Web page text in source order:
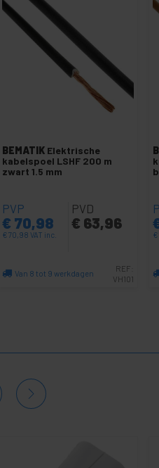
BEMATIK Elektrische
kabelspoel LSHF 200 m
zwart 1.5 mm
PVP
€ 70,98
€70,98 VAT inc.
PVD
€ 63,96
Van 8 tot 9 werkdagen
REF:
VH101
€